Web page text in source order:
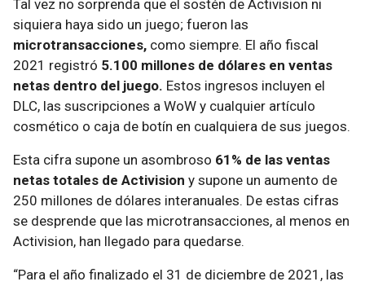
Tal vez no sorprenda que el sostén de Activision ni
siquiera haya sido un juego; fueron las
microtransacciones, como siempre. El año fiscal
2021 registró 5.100 millones de dólares en ventas
netas dentro del juego. Estos ingresos incluyen el
DLC, las suscripciones a WoW y cualquier artículo
cosmético o caja de botín en cualquiera de sus juegos.
Esta cifra supone un asombroso 61% de las ventas
netas totales de Activision y supone un aumento de
250 millones de dólares interanuales. De estas cifras
se desprende que las microtransacciones, al menos en
Activision, han llegado para quedarse.
“Para el año finalizado el 31 de diciembre de 2021, las